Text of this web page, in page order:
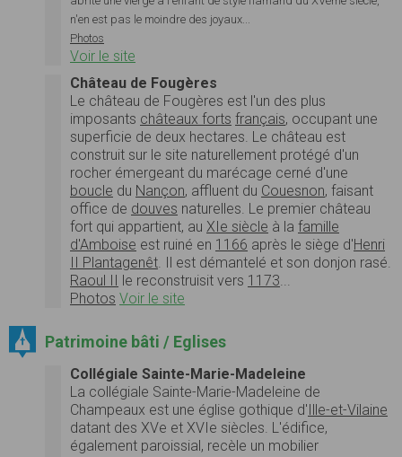
n'en est pas le moindre des joyaux...
Photos
Voir le site
Château de Fougères
Le château de Fougères est l'un des plus
imposants châteaux forts français, occupant une
superficie de deux hectares. Le château est
construit sur le site naturellement protégé d'un
rocher émergeant du marécage cerné d'une
boucle du Nançon, affluent du Couesnon, faisant
office de douves naturelles. Le premier château
fort qui appartient, au XIe siècle à la famille
d'Amboise est ruiné en 1166 après le siège d'Henri
II Plantagenêt. Il est démantelé et son donjon rasé.
Raoul II le reconstruisit vers 1173...
Photos Voir le site
Patrimoine bâti / Eglises
Collégiale Sainte-Marie-Madeleine
La collégiale Sainte-Marie-Madeleine de
Champeaux est une église gothique d' Ille-et-Vilaine
datant des XVe et XVIe siècles. L'édifice,
également paroissial, recèle un mobilier